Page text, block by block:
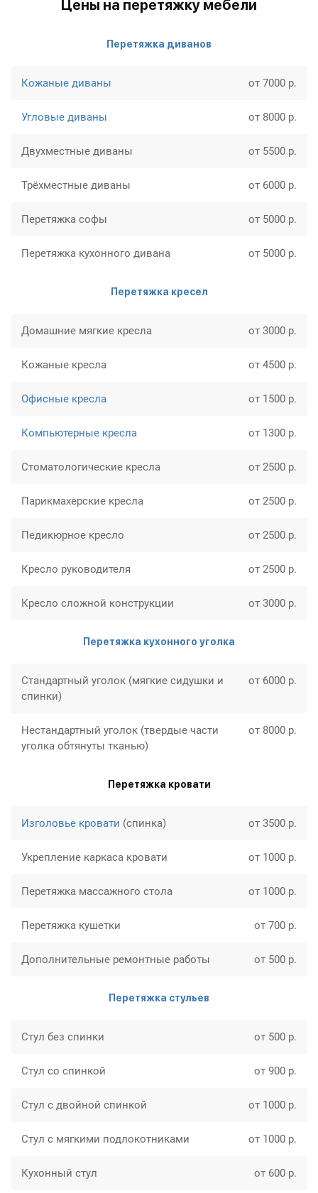
Цены на перетяжку мебели
Перетяжка диванов
Кожаные диваны от 7000 р.
Угловые диваны от 8000 р.
Двухместные диваны от 5500 р.
Трёхместные диваны от 6000 р.
Перетяжка софы от 5000 р.
Перетяжка кухонного дивана от 5000 р.
Перетяжка кресел
Домашние мягкие кресла от 3000 р.
Кожаные кресла от 4500 р.
Офисные кресла от 1500 р.
Компьютерные кресла от 1300 р.
Стоматологические кресла от 2500 р.
Парикмахерские кресла от 2500 р.
Педикюрное кресло от 2500 р.
Кресло руководителя от 2500 р.
Кресло сложной конструкции от 3000 р.
Перетяжка кухонного уголка
Стандартный уголок (мягкие сидушки и
спинки)
от 6000 р.
Нестандартный уголок (твердые части
уголка обтянуты тканью)
от 8000 р.
Перетяжка кровати
Изголовье кровати (спинка) от 3500 р.
Укрепление каркаса кровати от 1000 р.
Перетяжка массажного стола от 1000 р.
Перетяжка кушетки от 700 р.
Дополнительные ремонтные работы от 500 р.
Перетяжка стульев
Стул без спинки от 500 р.
Стул со спинкой от 900 р.
Стул с двойной спинкой от 1000 р.
Стул с мягкими подлокотниками от 1000 р.
Кухонный стул от 600 р.